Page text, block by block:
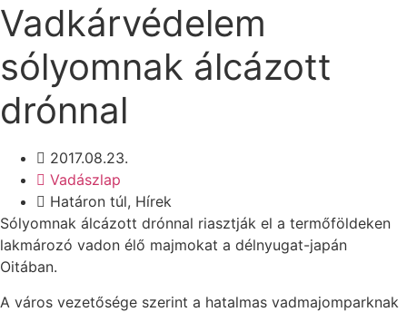
Vadkárvédelem
sólyomnak álcázott
drónnal
2017.08.23.
Vadászlap
Határon túl, Hírek
Sólyomnak álcázott drónnal riasztják el a termőföldeken
lakmározó vadon élő majmokat a délnyugat-japán
Oitában.
A város vezetősége szerint a hatalmas vadmajomparknak